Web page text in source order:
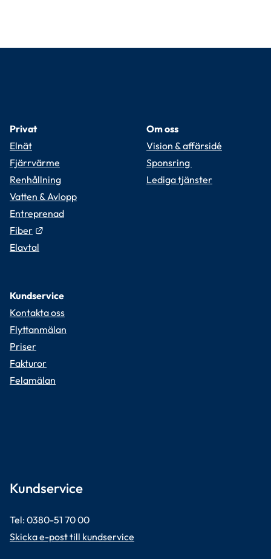
Privat
Elnät
Fjärrvärme
Renhållning
Vatten & Avlopp
Entreprenad
Fiber
Länk till annan webbplats.
Elavtal
Om oss
Vision & affärsidé
Sponsring
Lediga tjänster
Kundservice
Kontakta oss
Flyttanmälan
Priser
Fakturor
Felamälan
Kundservice
Tel: 0380-51 70 00
Skicka e-post till kundservice